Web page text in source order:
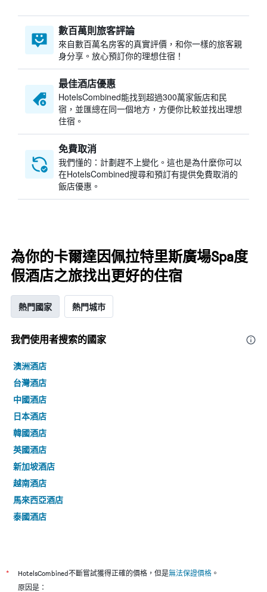
數百萬則旅客評論
來自數百萬名房客的真實評價，和你一樣的旅客親
身分享。放心預訂你的理想住宿！
最佳酒店優惠
HotelsCombined​能找到超過300萬家飯店和民
宿，並匯總在同一個地方，方便你比較並找出理想
住宿。
免費取消
我們懂的：計劃趕不上變化。這也是為什麼你可以
在HotelsCombined搜尋和預訂有提供免費取消的
飯店優惠。
為你的卡爾達因佩拉特里斯廣場Spa度
假酒店之旅找出更好的住宿
熱門國家 熱門城市
我們使用者搜索的國家
澳洲酒店
台灣酒店
中國酒店
日本酒店
韓國酒店
英國酒店
新加坡酒店
越南酒店
馬來西亞酒店
泰國酒店
* HotelsCombined不斷嘗試獲得正確的價格，但是無法保證價格 。
原因是：